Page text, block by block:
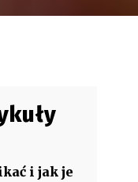
i jak je